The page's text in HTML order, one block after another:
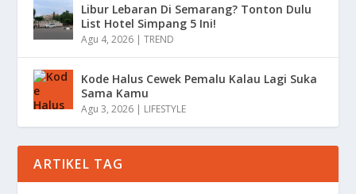
Libur Lebaran Di Semarang? Tonton Dulu
List Hotel Simpang 5 Ini!
Agu 4, 2026 |TREND
Kode Halus Cewek Pemalu Kalau Lagi Suka
Sama Kamu
Agu 3, 2026 | LIFESTYLE
ARTIKEL TAG